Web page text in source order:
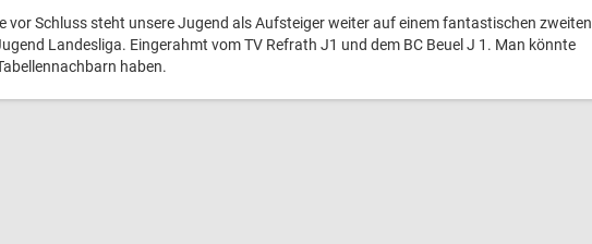
vor Schluss steht unsere Jugend als Aufsteiger weiter auf einem fantastischen zweiten
Landesliga. Eingerahmt vom TV Refrath J1 und dem BC Beuel J 1. Man könnte
haben.